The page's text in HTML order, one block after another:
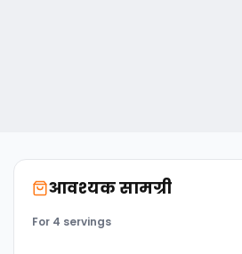
आवश्यक सामग्री
For 4 servings